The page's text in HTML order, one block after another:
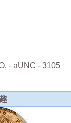
- aUNC - 3105